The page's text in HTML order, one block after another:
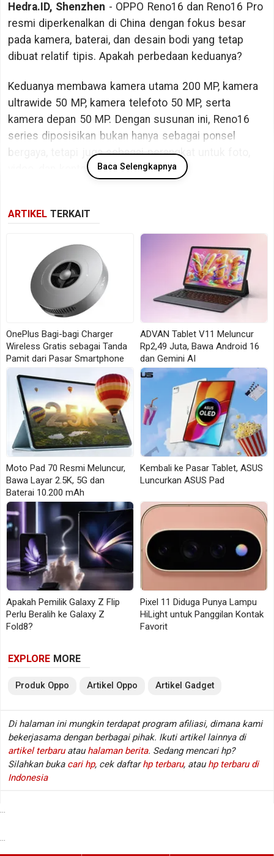
Hedra.ID, Shenzhen - OPPO Reno16 dan Reno16 Pro
resmi diperkenalkan di China dengan fokus besar
pada kamera, baterai, dan desain bodi yang tetap
dibuat relatif tipis. Apakah perbedaan keduanya?
Keduanya membawa kamera utama 200 MP, kamera
ultrawide 50 MP, kamera telefoto 50 MP, serta
kamera depan 50 MP. Dengan susunan ini, Reno16
series diposisikan bukan hanya sebagai ponsel
bergaya, tetapi juga sebagai perangkat untuk foto,
video, dan konten visual.
chipset, baterai, dan pengisian daya. Reno16 hadir
dengan layar 6,32 inci beresolusi 2640 x 1216 piksel
dan refresh rate hingga 120 Hz. Model ini memakai
MediaTek Dimensity 8550 SUPER, baterai 6.700 mAh,
dan mendukung pengisian cepat kabel 80 W.
Sedangkan untuk Reno16 Pro dibuat lebih besar
dengan layar 6,78 inci beresolusi 2772 x 1272 piksel.
Model Pro memakai MediaTek Dimensity 9500s,
baterai 7.000 mAh, pengisian cepat kabel 80 W, serta
wireless charging 50 W.
Perbedaan Utama Reno16 dan Reno16 Pro
Bagian OPPO Reno16 OPPO Reno16 Pro
Layar
6,32 inci, 2640 x 1216
piksel, hingga 120 Hz
6,78 inci, 2772 x 1272
piksel, hingga 120 Hz
Chipset
MediaTek Dimensity
8550 SUPER
MediaTek Dimensity
9500s
Kamera
Belakang
200 MP utama, 50
MP ultrawide, 50 MP
telefoto
200 MP utama, 50
MP ultrawide, 50 MP
Baterai 6.700 mAh 7.000 mAh
OPPO juga membekali kedua model dengan ColorOS
sejumlah fitur berbasis AI, termasuk AI untuk
catatan cepat dan pengolahan gambar.
Meski begitu, fitur AI seperti ini tetap perlu dibaca
sebagai kemampuan yang disediakan perangkat,
Baca Selengkapnya
ARTIKEL TERKAIT
OnePlus Bagi-bagi Charger
Wireless Gratis sebagai Tanda
Pamit dari Pasar Smartphone
ADVAN Tablet V11 Meluncur
Rp2,49 Juta, Bawa Android 16
dan Gemini AI
Moto Pad 70 Resmi Meluncur,
Bawa Layar 2.5K, 5G dan
Baterai 10.200 mAh
Kembali ke Pasar Tablet, ASUS
Luncurkan ASUS Pad
Apakah Pemilik Galaxy Z Flip
Perlu Beralih ke Galaxy Z
Fold8?
Pixel 11 Diduga Punya Lampu
HiLight untuk Panggilan Kontak
Favorit
EXPLORE MORE
Produk Oppo Artikel Oppo Artikel Gadget
Di halaman ini mungkin terdapat program afiliasi, dimana kami
bekerjasama dengan berbagai pihak. Ikuti artikel lainnya di
artikel terbaru atau halaman berita. Sedang mencari hp?
Silahkan buka cari hp, cek daftar hp terbaru, atau hp terbaru di
Indonesia